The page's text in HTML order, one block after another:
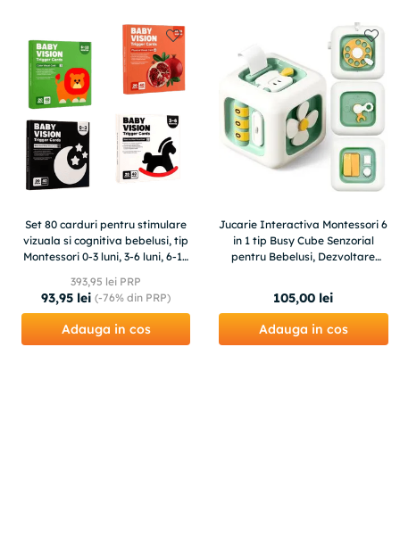
Set 80 carduri pentru stimulare
vizuala si cognitiva bebelusi, tip
Montessori 0-3 luni, 3-6 luni, 6-12
393,95 lei PRP
93,95 lei (-76% din PRP)
Adauga in cos
Jucarie Interactiva Montessori 6
in 1 tip Busy Cube Senzorial
pentru Bebelusi, Dezvoltare
105,00 lei
Adauga in cos